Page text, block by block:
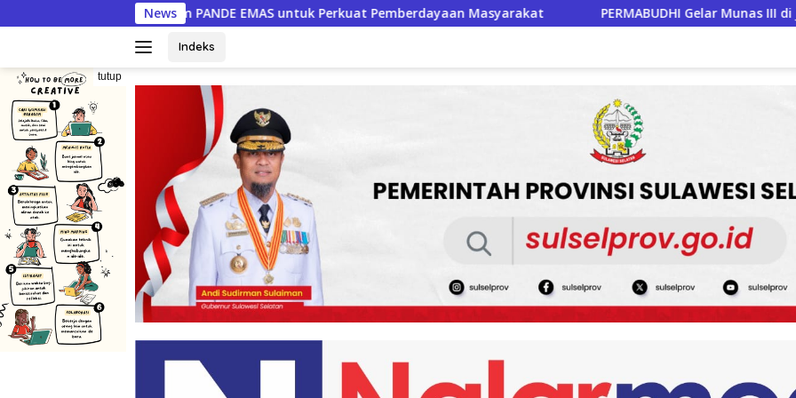
ke
News
EMAS untuk Perkuat Pemberdayaan Masyarakat PERMABUDHI Gelar Munas III di Jakarta, Perkuat Persatuan Umat
Indeks
tutup